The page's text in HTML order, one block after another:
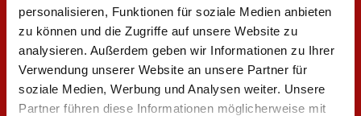
personalisieren, Funktionen für soziale Medien anbieten
zu können und die Zugriffe auf unsere Website zu
analysieren. Außerdem geben wir Informationen zu Ihrer
Verwendung unserer Website an unsere Partner für
soziale Medien, Werbung und Analysen weiter. Unsere
Partner führen diese Informationen möglicherweise mit